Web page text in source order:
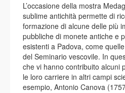
L’occasione della mostra
sublime antichità permette di
formazione di alcune delle più
pubbliche di monete antiche e
esistenti a Padova, come
del Seminario vescovile. In
che vi hanno contribuito alcuni
le loro carriere in altri campi
esempio, Antonio Canova